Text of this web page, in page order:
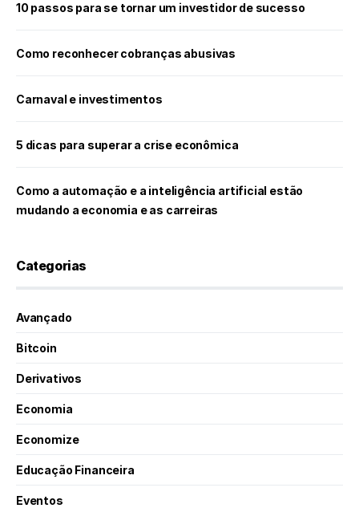
10 passos para se tornar um investidor de sucesso
Como reconhecer cobranças abusivas
Carnaval e investimentos
5 dicas para superar a crise econômica
Como a automação e a inteligência artificial estão
mudando a economia e as carreiras
Categorias
Avançado
Bitcoin
Derivativos
Economia
Economize
Educação Financeira
Eventos